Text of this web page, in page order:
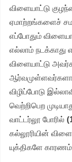
விளையாட்டு
ஏமாற்றங்களைச்
எப்போதும்
எல்லாம்
விளையாட்டு
விழிப்போடு
வெற்றிபெற
வாட்டர்லூ போரில்
கல்லூரியின்
யுக்திகளே